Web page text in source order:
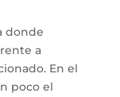
donde
a
En el
poco el